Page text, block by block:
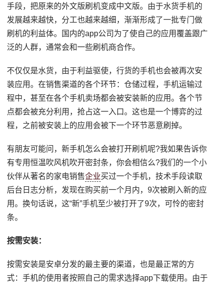
手段，把原来的外文版刷机变成中文版。由于水货手机的
发展越来越快，分工也越来越细，渐渐形成了一批专门做
刷机的利益体。国内的app公司为了使自己的应用覆盖跟广
泛的人群，通常会和一些刷机商合作。
不仅仅是水货，由于利益驱使，行货的手机也会被再次安
装应用。在销售渠道的各个环节：仓储过程，手机运输过
程中，甚至在各个手机卖场都会被安装新的应用。各个节
点都会被充分利用，抢占这一入口。这也是一个博弈的过
程，之前被安装上的应用会被下一个环节恶意刷掉。
有朋友可能问，新手机怎么会被打开刷机呢?我如果告诉你
有专用恒温吹风机吹开密封条，你会相信么?我们的一个小
伙伴从著名的家电销售企业买过一个手机，技术手段读取
后台日志分析，发现在购买前一个月内，9次被刷入新的应
用。换句话说，这“新”手机至少被打开了9次，可怜的密封
条。
按需安装：
按需安装是安卓分发的最主要的渠道，也是最正常的方
式：手机的使用者按照自己的需求选择app下载使用。由于